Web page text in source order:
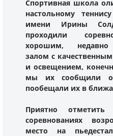
Спортивная школа
настольному
имени Ирины
проходили
хорошим, недавно
залом с
и освещением,
мы их сообщили
пообещали их в
Приятно
соревнованиях
место на